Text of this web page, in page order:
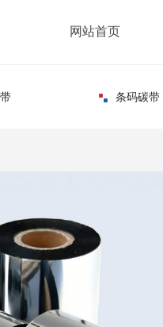
网站首页
条码碳带